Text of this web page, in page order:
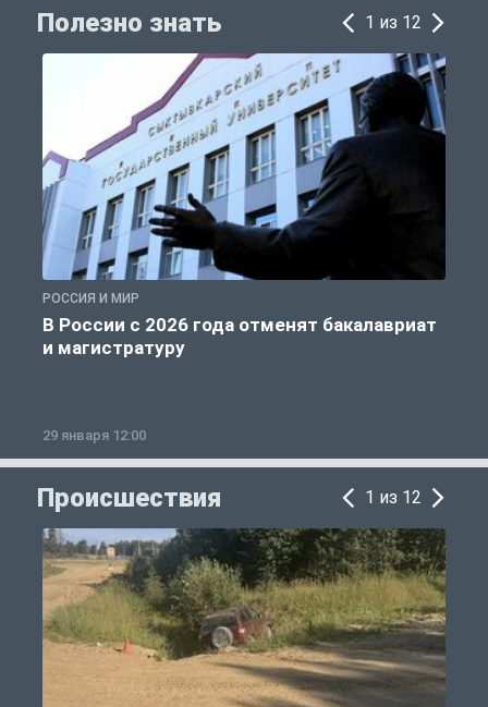
Полезно знать 1 из 12
РОССИЯ И МИР
В России с 2026 года отменят бакалавриат
и магистратуру
29 января 12:00
Происшествия 1 из 12